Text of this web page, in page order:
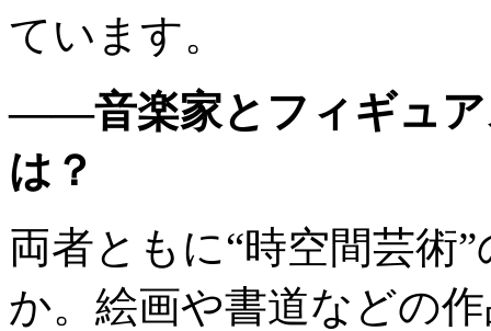
ています。
——音楽家とフィギュア
は？
両者ともに“時空間芸術
か。絵画や書道などの